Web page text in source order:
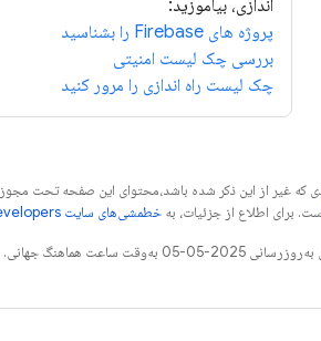
اندازی، بیاموزید:
پروژه های Firebase را بشناسید
بررسی چک لیست امنیتی
چک لیست راه اندازی را مرور کنید
که غیر از این ذکر شده باشد،‌محتوای این صفحه تحت مجوز
برای اطلاع از جزئیات، به خطمشی‌های سایت Google Developers‏
05-05 به‌وقت ساعت هماهنگ جهانی.